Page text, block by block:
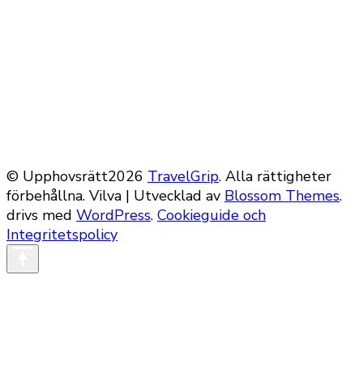
© Upphovsrätt2026 TravelGrip. Alla rättigheter
förbehållna. Vilva | Utvecklad av Blossom Themes.
drivs med WordPress. Cookieguide och
Integritetspolicy